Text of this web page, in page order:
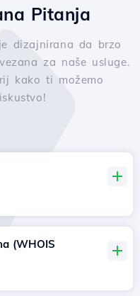
Pitanja
dizajnirana da brzo
za naše usluge.
kako ti možemo
(WHOIS